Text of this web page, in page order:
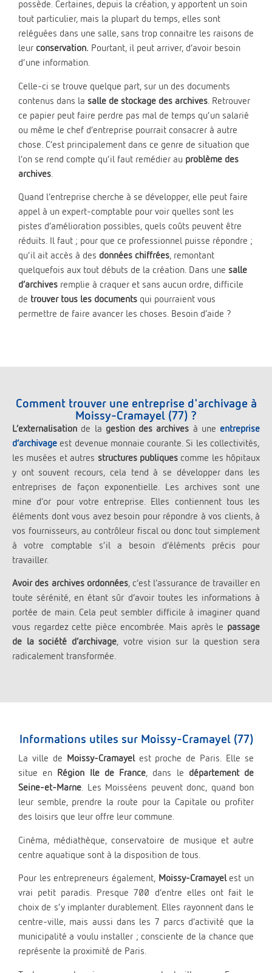
possède. Certaines, depuis la création, y apportent un soin
tout particulier, mais la plupart du temps, elles sont
reléguées dans une salle, sans trop connaitre les raisons de
leur conservation. Pourtant, il peut arriver, d’avoir besoin
d’une information.
Celle-ci se trouve quelque part, sur un des documents
contenus dans la salle de stockage des archives . Retrouver
ce papier peut faire perdre pas mal de temps qu’un salarié
ou même le chef d’entreprise pourrait consacrer à autre
chose. C’est principalement dans ce genre de situation que
l’on se rend compte qu’il faut remédier au problème des
archives
Quand l’entreprise cherche à se développer, elle peut faire
appel à un expert-comptable pour voir quelles sont les
pistes d’amélioration possibles, quels coûts peuvent être
réduits. Il faut ; pour que ce professionnel puisse répondre ;
qu’il ait accès à des données chiffrées, remontant
quelquefois aux tout débuts de la création. Dans une salle
d’archives remplie à craquer et sans aucun ordre, difficile
de trouver tous les documents qui pourraient vous
permettre de faire avancer les choses. Besoin d’aide ?
Comment trouver une entreprise d'archivage à
Moissy-Cramayel (77) ?
L’externalisation de la gestion des archives à une entreprise
d’archivage est devenue monnaie courante. Si les collectivités,
les musées et autres structures publiquescomme les hôpitaux
y ont souvent recours, cela tend à se développer dans les
entreprises de façon exponentielle. Les archives sont une
mine d’or pour votre entreprise. Elles contiennent tous les
éléments dont vous avez besoin pour répondre à vos clients, à
vos fournisseurs, au contrôleur fiscal ou donc tout simplement
à votre comptable s’il a besoin d’éléments précis pour
travailler.
Avoir des archives ordonnées, c’est l’assurance de travailler en
toute sérénité, en étant sûr d’avoir toutes les informations à
portée de main. Cela peut sembler difficile à imaginer quand
vous regardez cette pièce encombrée. Mais après le passage
de la société d’archivage, votre vision sur la question sera
radicalement transformée.
Informations utiles sur Moissy-Cramayel (77)
La ville de Moissy-Cramayelest proche de Paris. Elle se
situe en Région Ile de France, dans le département de
Seine-et-Marne. Les Moisséens peuvent donc, quand bon
leur semble, prendre la route pour la Capitale ou profiter
des loisirs que leur offre leur commune.
Cinéma, médiathèque, conservatoire de musique et autre
centre aquatique sont à la disposition de tous.
Pour les entrepreneurs également, Moissy-Cramayelest un
vrai petit paradis. Presque 700 d’entre elles ont fait le
choix de s’y implanter durablement. Elles rayonnent dans le
centre-ville, mais aussi dans les 7 parcs d’activité que la
municipalité a voulu installer ; consciente de la chance que
représente la proximité de Paris.